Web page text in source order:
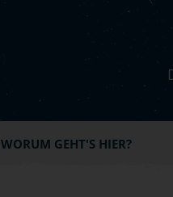
WORUM GEHT'S HIER?